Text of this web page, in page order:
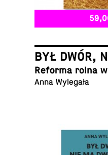
BYŁ DWÓR,
Reforma rolna
Anna Wylegała